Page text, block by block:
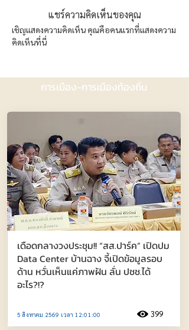
แชร์ความคิดเห็นของคุณ
เชิญแสดงความคิดเห็น คุณคือคนแรกที่แสดงความ
คิดเห็นที่นี่
การเมือง-การเมืองท้องถิ่น
เดือดกลางวงประชุม!! “สส.ปาร์ค” เปิดปม
Data Center บ้านฉาง จี้เปิดข้อมูลรอบ
ด้าน หวั่นเห็นแค่ภาพฝัน ลั่น ปชช.ได้
อะไร?!?
5 สิงหาคม 2569 เวลา 12:01:00 399